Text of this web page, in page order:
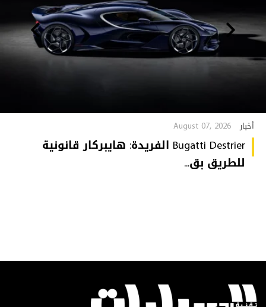
أخبار August 07, 2026
Bugatti Destrier الفريدة: هايبركار قانونية
للطريق بق...